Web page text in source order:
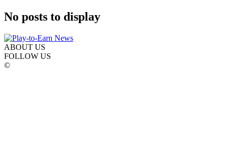
No posts to display
ABOUT US
FOLLOW US
©